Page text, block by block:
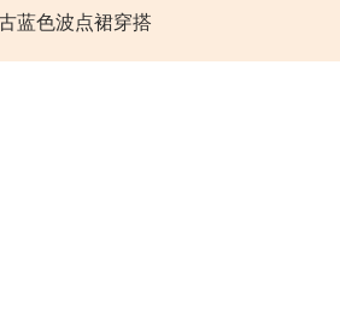
》正式上线，官...
蓝色波点裙穿搭